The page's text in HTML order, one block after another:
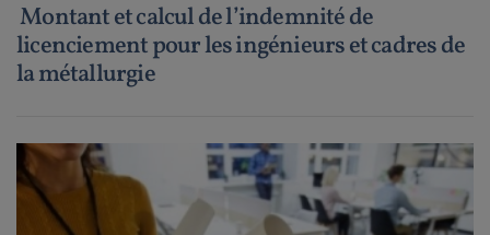
Montant et calcul de l’indemnité de
licenciement pour les ingénieurs et cadres de
la métallurgie